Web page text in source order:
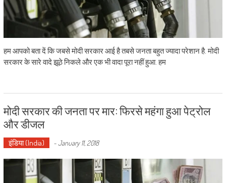
हम आपको बता दें कि जबसे मोदी सरकार आई है तबसे जनता बहुत ज्यादा परेशान है. मोदी
सरकार के सारे वादे झूठे निकले और एक भी वादा पूरा नहीं हुआ. हम
मोदी सरकार की जनता पर मार: फिरसे महंगा हुआ पेट्रोल
और डीजल
इंडिया (India) -January 11, 2018